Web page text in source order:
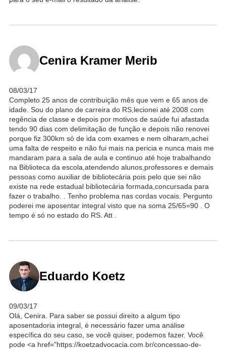
Cenira Kramer Merib
08/03/17
Completo 25 anos de contribuição mês que vem e 65 anos de
idade. Sou do plano de carreira do RS,lecionei até 2008 com
regência de classe e depois por motivos de saúde fui afastada
tendo 90 dias com delimitação de função e depois não renovei
porque fiz 300km só de ida com exames e nem olharam,achei
uma falta de respeito e não fui mais na pericia e nunca mais me
mandaram para a sala de aula e continuo até hoje trabalhando
na Biblioteca da escola,atendendo alunos,professores e demais
pessoas como auxiliar de bibliotecária pois pelo que sei não
existe na rede estadual bibliotecária formada,concursada para
fazer o trabalho. . Tenho problema nas cordas vocais. Pergunto
poderei me aposentar integral visto que na soma 25/65=90 . O
tempo é só no estado do RS. Att .
Eduardo Koetz
09/03/17
Olá, Cenira. Para saber se possui direito a algum tipo
aposentadoria integral, é necessário fazer uma análise
específica do seu caso, se você quiser, podemos fazer. Você
pode <a href="https://koetzadvocacia.com.br/concessao-de-